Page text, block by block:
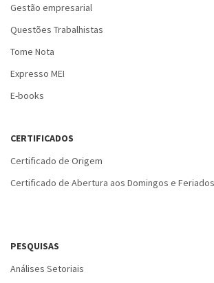
Gestão empresarial
Questões Trabalhistas
Tome Nota
Expresso MEI
E-books
CERTIFICADOS
Certificado de Origem
Certificado de Abertura aos Domingos e Feriados
PESQUISAS
Análises Setoriais